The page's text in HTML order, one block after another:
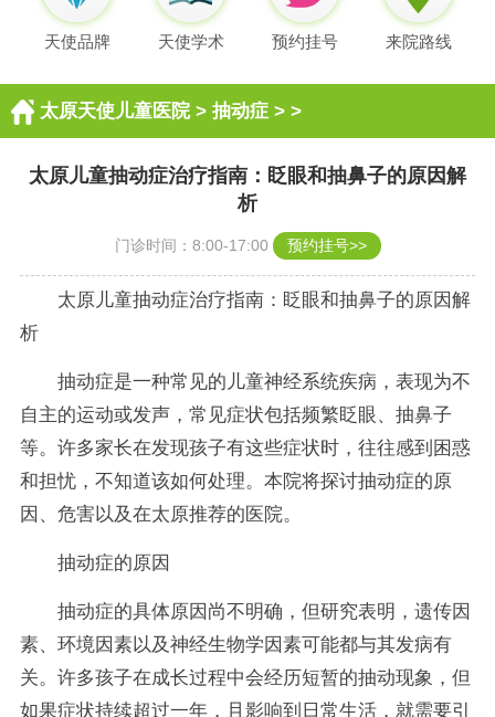
天使品牌 天使学术 预约挂号 来院路线
太原天使儿童医院> 抽动症> >
太原儿童抽动症治疗指南：眨眼和抽鼻子的原因解
析
门诊时间：8:00-17:00 预约挂号>>
太原儿童抽动症治疗指南：眨眼和抽鼻子的原因解
析
抽动症是一种常见的儿童神经系统疾病，表现为不
自主的运动或发声，常见症状包括频繁眨眼、抽鼻子
等。许多家长在发现孩子有这些症状时，往往感到困惑
和担忧，不知道该如何处理。本院将探讨抽动症的原
因、危害以及在太原推荐的医院。
抽动症的原因
抽动症的具体原因尚不明确，但研究表明，遗传因
素、环境因素以及神经生物学因素可能都与其发病有
关。许多孩子在成长过程中会经历短暂的抽动现象，但
如果症状持续超过一年，且影响到日常生活，就需要引